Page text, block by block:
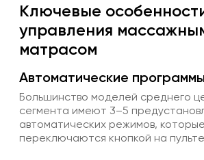
Ключевые
управления
матрасом
Автоматические
Большинство моделей среднего
сегмента имеют 3–5
автоматических режимов, которые
переключаются кнопкой на